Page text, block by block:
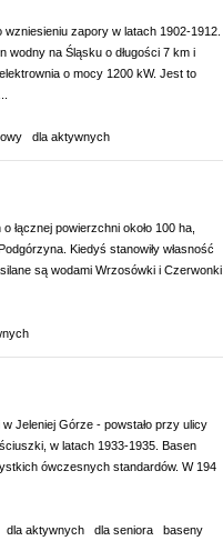
wzniesieniu zapory w latach 1902-1912.
wodny na Śląsku o długości 7 km i
o mocy 1200 kW. Jest to
dla aktywnych
łącznej powierzchni około 100 ha,
Kiedyś stanowiły własność
są wodami Wrzosówki i Czerwonki.
Jeleniej Górze - powstało przy ulicy
w latach 1933-1935. Basen
ówczesnych standardów. W 194
dla aktywnych dla seniora baseny